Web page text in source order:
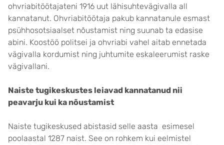
ohvriabitöötajateni 1916 uut lähisuhtevägivalla all
kannatanut. Ohvriabitöötaja pakub kannatanule esmast
psühhosotsiaalset nõustamist ning suunab ta edasise
abini. Koostöö politsei ja ohvriabi vahel aitab ennetada
vägivalla kordumist ning juhtumite eskaleerumist raske
vägivallani.
Naiste tugikeskustes leiavad kannatanud nii
peavarju kui ka nõustamist
Naiste tugikeskused abistasid selle aasta esimesel
poolaastal 1287 naist. See on rohkem kui eelmistel